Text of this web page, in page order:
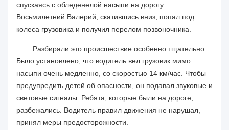
спускаясь с обледенелой насыпи на дорогу.
Восьмилетний Валерий, скатившись вниз, попал под
колеса грузовика и получил перелом позвоночника.
Разбирали это происшествие особенно тщательно.
Было установлено, что водитель вел грузовик мимо
насыпи очень медленно, со скоростью 14 км/час. Чтобы
предупредить детей об опасности, он подавал звуковые и
световые сигналы. Ребята, которые были на дороге,
разбежались. Водитель правил движения не нарушал,
принял меры предосторожности.